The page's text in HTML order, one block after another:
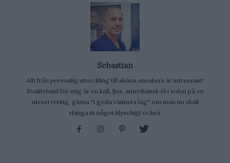
Sebastian
Allt från personlig utveckling till sköna sneakers är intressant!
Kvalitetstid för mig är en kall, ljus, amerikansk öl i solen på en
uteservering, gärna "i goda vänners lag" om man nu skall
slänga in något klyschigt också.